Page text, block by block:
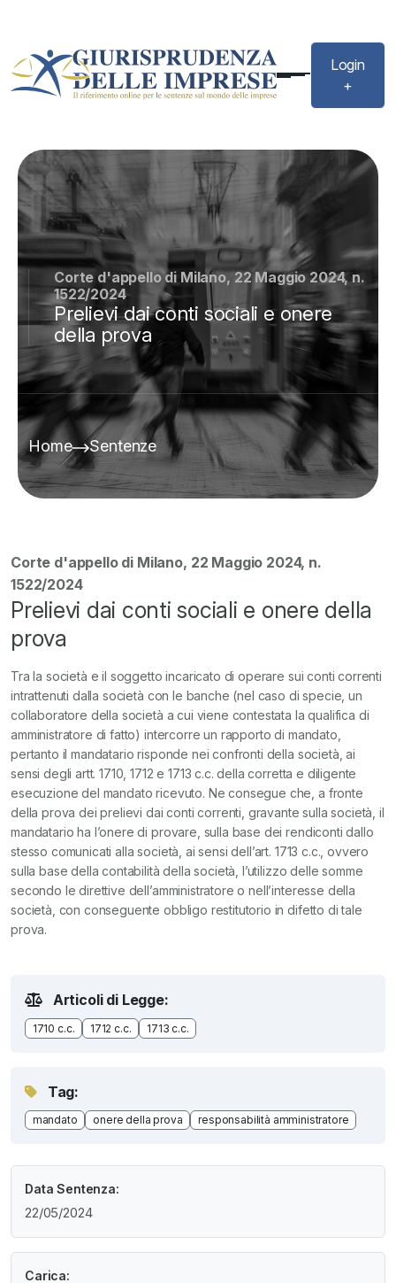
Login
+
Corte d'appello di Milano, 22 Maggio 2024, n.
1522/2024
Prelievi dai conti sociali e onere
della prova
Home Sentenze
Corte d'appello di Milano, 22 Maggio 2024, n.
1522/2024
Prelievi dai conti sociali e onere della
prova
Tra la società e il soggetto incaricato di operare sui conti correnti
intrattenuti dalla società con le banche (nel caso di specie, un
collaboratore della società a cui viene contestata la qualifica di
amministratore di fatto) intercorre un rapporto di mandato,
pertanto il mandatario risponde nei confronti della società, ai
sensi degli artt. 1710, 1712 e 1713 c.c. della corretta e diligente
esecuzione del mandato ricevuto. Ne consegue che, a fronte
della prova dei prelievi dai conti correnti, gravante sulla società, il
mandatario ha l’onere di provare, sulla base dei rendiconti dallo
stesso comunicati alla società, ai sensi dell’art. 1713 c.c., ovvero
sulla base della contabilità della società, l’utilizzo delle somme
secondo le direttive dell’amministratore o nell’interesse della
società, con conseguente obbligo restitutorio in difetto di tale
prova.
Articoli di Legge:
1710 c.c. 1712 c.c. 1713 c.c.
Tag:
mandato onere della prova responsabilità amministratore
Data Sentenza:
22/05/2024
Carica: